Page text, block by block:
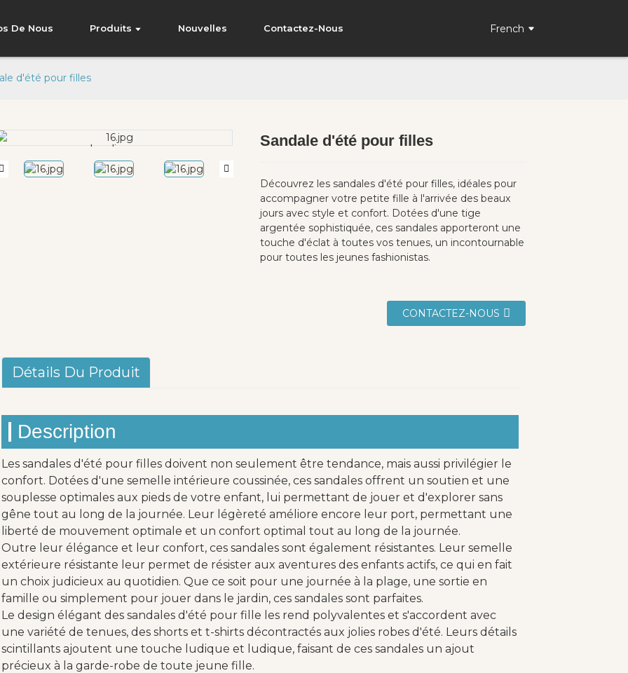
De Nous Produits Nouvelles Contactez-Nous French
d'été pour filles
Loading...
Loading... Loading...
Loading...
Sandale d'été pour filles
Découvrez les sandales d'été pour filles, idéales pour
accompagner votre petite fille à l'arrivée des beaux
jours avec style et confort. Dotées d'une tige
argentée sophistiquée, ces sandales apporteront une
touche d'éclat à toutes vos tenues, un incontournable
pour toutes les jeunes fashionistas.
CONTACTEZ-NOUS
Détails Du Produit
Description
Les sandales d'été pour filles doivent non seulement être tendance, mais aussi privilégier le
confort. Dotées d'une semelle intérieure coussinée, ces sandales offrent un soutien et une
souplesse optimales aux pieds de votre enfant, lui permettant de jouer et d'explorer sans
gêne tout au long de la journée. Leur légèreté améliore encore leur port, permettant une
liberté de mouvement optimale et un confort optimal tout au long de la journée.
Outre leur élégance et leur confort, ces sandales sont également résistantes. Leur semelle
extérieure résistante leur permet de résister aux aventures des enfants actifs, ce qui en fait
un choix judicieux au quotidien. Que ce soit pour une journée à la plage, une sortie en
famille ou simplement pour jouer dans le jardin, ces sandales sont parfaites.
Le design élégant des sandales d'été pour fille les rend polyvalentes et s'accordent avec
une variété de tenues, des shorts et t-shirts décontractés aux jolies robes d'été. Leurs détails
scintillants ajoutent une touche ludique et ludique, faisant de ces sandales un ajout
précieux à la garde-robe de toute jeune fille.